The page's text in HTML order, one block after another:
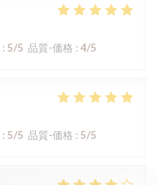
: 5/5 品質-価格 : 4/5
: 5/5 品質-価格 : 5/5